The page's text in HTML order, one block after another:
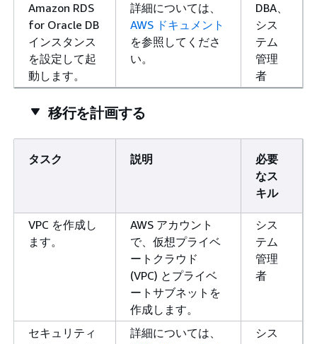
Amazon RDS
for Oracle DB
インスタンス
を設定して起
動します。
詳細については、
AWS ドキュメント
を参照してくださ
い。
DBA、
シス
テム
管理
者
移行を計画する
タスク 説明
必要
なス
キル
VPC を作成し
ます。
AWS アカウント
で、仮想プライベ
ートクラウド
(VPC) とプライベ
ートサブネットを
作成します。
シス
テム
管理
者
セキュリティ
詳細については、
シス